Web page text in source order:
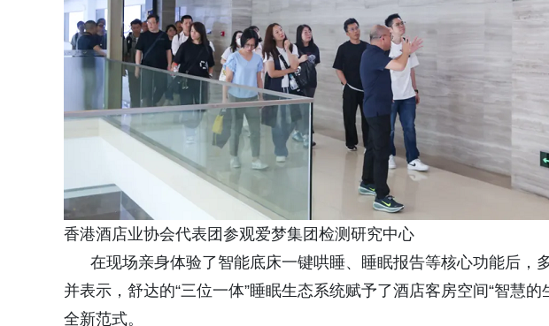
香港酒店业协会代表团参观爱梦集团检测研究中心
在现场亲身体验了智能底床一键哄睡、睡眠报告等核心功能后，
并表示，舒达的“三位一体”睡眠生态系统赋予了酒店客房空间“智慧
全新范式。